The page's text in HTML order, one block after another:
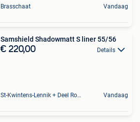
Brasschaat Vandaag
Samshield Shadowmatt S liner 55/56
€ 220,00 Details
St-Kwintens-Lennik + Deel Roosdaal Vandaag